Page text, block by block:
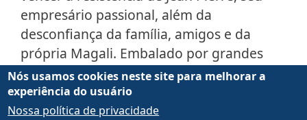
empresário passional, além da
desconfiança da família, amigos e da
própria Magali. Embalado por grandes
sucessos, o filme “Meu Sangue Ferve por
Você” narra os encontros e desencontros
dessa explosão de amor que mudará para
Nós usamos cookies neste site para melhorar a
experiência do usuário
Nossa política de privacidade